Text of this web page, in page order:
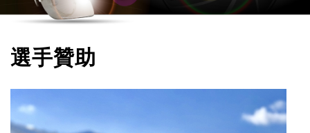
選手贊助